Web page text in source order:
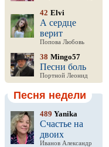
42 Elvi
А сердце
верит
Попова Любовь
38 Mingo57
Песни боль
Портной Леонид
Песня недели
489 Yanika
Счастье на
двоих
Иванов Александр